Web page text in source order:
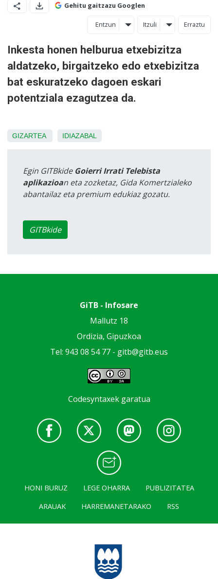
Gehitu gaitzazu Googlen
Entzun Itzuli Erraztu
Inkesta honen helburua etxebizitza
aldatzeko, birgaitzeko edo etxebizitza
bat eskuratzeko dagoen eskari
potentziala ezagutzea da.
GIZARTEA IDIAZABAL
Egin GITBkide Goierri Irrati Telebista
aplikazioan eta zozketaz, Gida Komertzialeko
abantailaz eta premium edukiaz gozatu.
GITBkide
GiTB - Infosare
Mallutz 18
Ordizia, Gipuzkoa
Tel: 943 08 54 77 - gitb@gitb.eus
Codesyntaxek garatua
HONI BURUZ LEGE OHARRA
PUBLIZITATEA
ARAUAK
HARREMANETARAKO RSS